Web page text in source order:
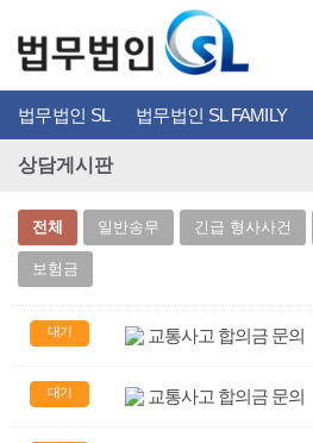
법무법인 SL 법무법인 SL FAMILY
상담게시판
전체 일반송무 긴급 형사사건
보험금
대기 교통사고 합의금 문의
대기 교통사고 합의금 문의